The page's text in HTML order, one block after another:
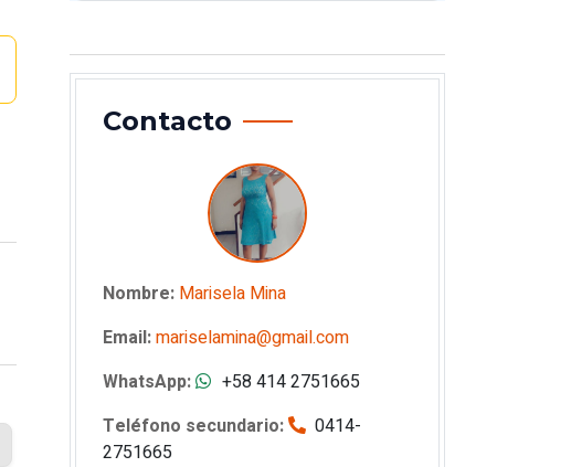
Contacto
Nombre: Marisela Mina
Email:mariselamina@gmail.com
WhatsApp:
+58 414 2751665
Teléfono secundario:
0414-
2751665